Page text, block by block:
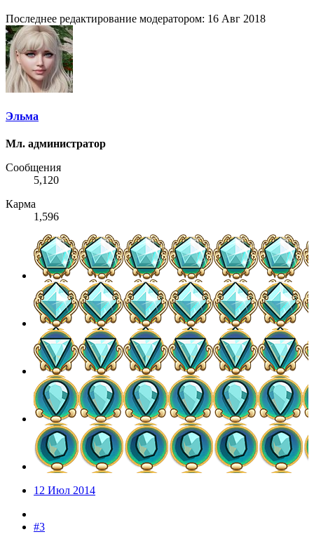
Последнее редактирование модератором: 16 Авг 2018
Эльма
Мл. администратор
Сообщения
5,120
Карма
1,596
12 Июл 2014
#3